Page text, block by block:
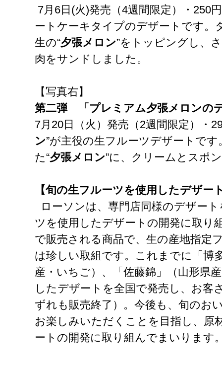
7月6日(火)発売（4週間限定）・250
ートケーキタイプのデザートです。
生の“夕張メロン”をトッピングし、
肉をサンドしました。
【写真右】
第二弾 「プレミアム夕張メロンの
7月20日（火）発売（2週間限定）・
ン”が主役の生フルーツデザートで
た“夕張メロン”に、クリームとスポ
【旬の生フルーツを使用したデザー
ローソンは、専門店同様のデザー
ツを使用したデザートの開発に取り
で販売される商品で、生の産地指定
は珍しい取組です。これまでに「博
産・いちご）、「佐藤錦」（山形県
したデザートを全国で発売し、お客
ずれも販売終了）。今後も、旬のお
お楽しみいただくことを目指し、原
ートの開発に取り組んでまいります